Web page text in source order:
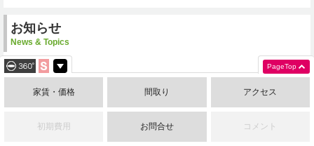
お知らせ
News & Topics
2025年12月8日
2025年9月9日
リアルを徹底解説！
家賃・価格 間取り アクセス
初期費用 お問合せ コメント
PageTop